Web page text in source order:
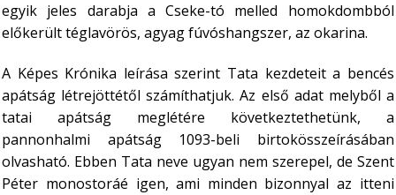
egyik jeles darabja a Cseke-tó melled homokdombból
előkerült téglavörös, agyag fúvóshangszer, az okarina.
A Képes Krónika leírása szerint Tata kezdeteit a bencés
apátság létrejöttétől számíthatjuk. Az első adat melyből a
tatai apátság meglétére következtethetünk, a
pannonhalmi apátság 1093-beli birtokösszeírásában
olvasható. Ebben Tata neve ugyan nem szerepel, de Szent
Péter monostoráé igen, ami minden bizonnyal az itteni